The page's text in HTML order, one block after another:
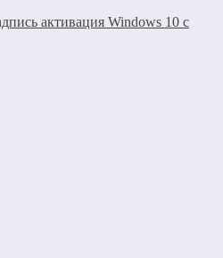
активация Windows 10 с